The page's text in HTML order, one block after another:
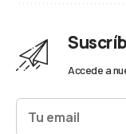
Accede a